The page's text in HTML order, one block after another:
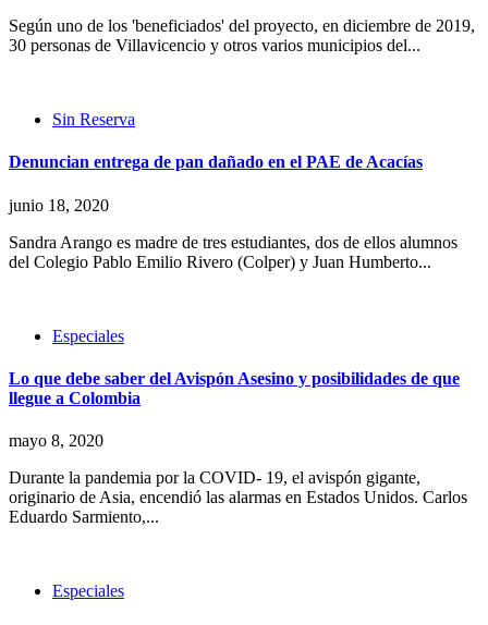
Según uno de los 'beneficiados' del proyecto, en diciembre de 2019,
30 personas de Villavicencio y otros varios municipios del...
Sin Reserva
Denuncian entrega de pan dañado en el PAE de Acacías
junio 18, 2020
Sandra Arango es madre de tres estudiantes, dos de ellos alumnos
del Colegio Pablo Emilio Rivero (Colper) y Juan Humberto...
Especiales
Lo que debe saber del Avispón Asesino y posibilidades de que
llegue a Colombia
mayo 8, 2020
Durante la pandemia por la COVID- 19, el avispón gigante,
originario de Asia, encendió las alarmas en Estados Unidos. Carlos
Eduardo Sarmiento,...
Especiales